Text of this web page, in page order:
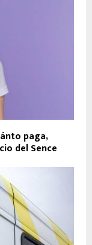
paga,
del Sence